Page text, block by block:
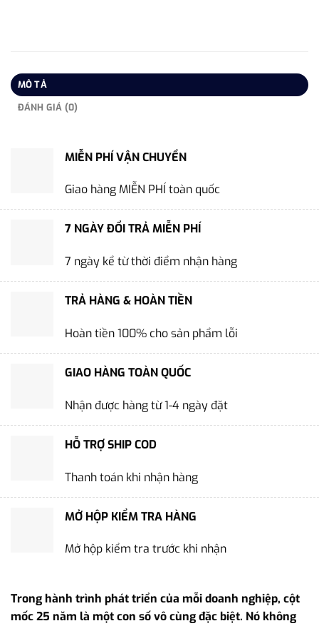
MÔ TẢ
ĐÁNH GIÁ (0)
MIỄN PHÍ VẬN CHUYỂN
Giao hàng MIỄN PHÍ toàn quốc
7 NGÀY ĐỔI TRẢ MIỄN PHÍ
7 ngày kể từ thời điểm nhận hàng
TRẢ HÀNG & HOÀN TIỀN
Hoàn tiền 100% cho sản phẩm lỗi
GIAO HÀNG TOÀN QUỐC
Nhận được hàng từ 1-4 ngày đặt
HỖ TRỢ SHIP COD
Thanh toán khi nhận hàng
MỞ HỘP KIỂM TRA HÀNG
Mở hộp kiểm tra trước khi nhận
Trong hành trình phát triển của mỗi doanh nghiệp, cột
mốc 25 năm là một con số vô cùng đặc biệt. Nó không